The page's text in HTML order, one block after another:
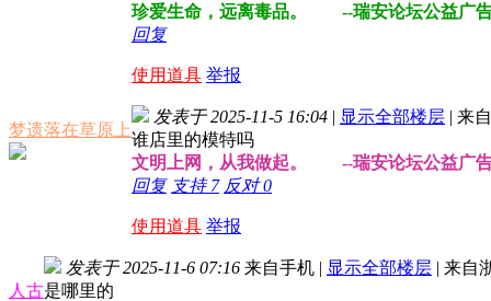
珍爱生命，远离毒品。 --瑞安论坛公益广
回复
使用道具 举报
梦遗落在草原上
发表于 2025-11-5 16:04 | 显示全部楼层 | 来
谁店里的模特吗
文明上网，从我做起。 --瑞安论坛公益广
回复 支持7 反对0
使用道具 举报
人古
发表于 2025-11-6 07:16 来自手机 | 显示全部楼层 | 来自
是哪里的